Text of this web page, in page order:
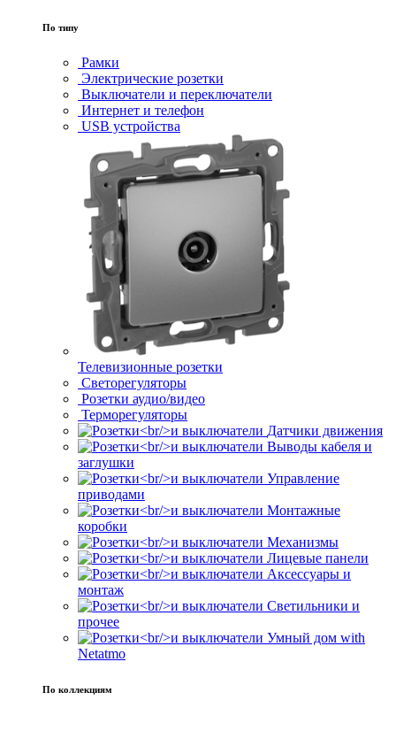
По типу
Рамки
Электрические розетки
Выключатели и переключатели
Интернет и телефон
USB устройства
Телевизионные розетки
Светорегуляторы
Розетки аудио/видео
Терморегуляторы
Датчики движения
Выводы кабеля и
заглушки
Управление
приводами
Монтажные
коробки
Механизмы
Лицевые панели
Аксессуары и
монтаж
Светильники и
прочее
Умный дом with
Netatmo
По коллекциям